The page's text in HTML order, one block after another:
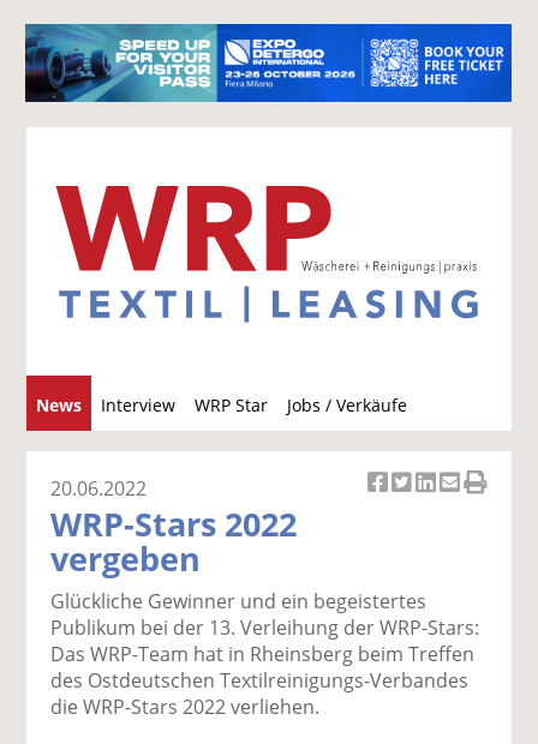
News Interview WRP Star Jobs / Verkäufe
u
c
el
a
uf
F
ac
el
t
wi
tt
er
a
uf
Li
n
p
er
E
m
ru
ck
e
20.06.2022
WRP-Stars 2022
vergeben
Glückliche Gewinner und ein begeistertes
Publikum bei der 13. Verleihung der WRP-Stars:
Das WRP-Team hat in Rheinsberg beim Treffen
des Ostdeutschen Textilreinigungs-Verbandes
die WRP-Stars 2022 verliehen.